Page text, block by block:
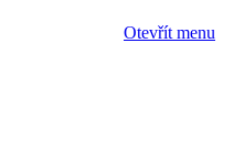
Otevřít menu